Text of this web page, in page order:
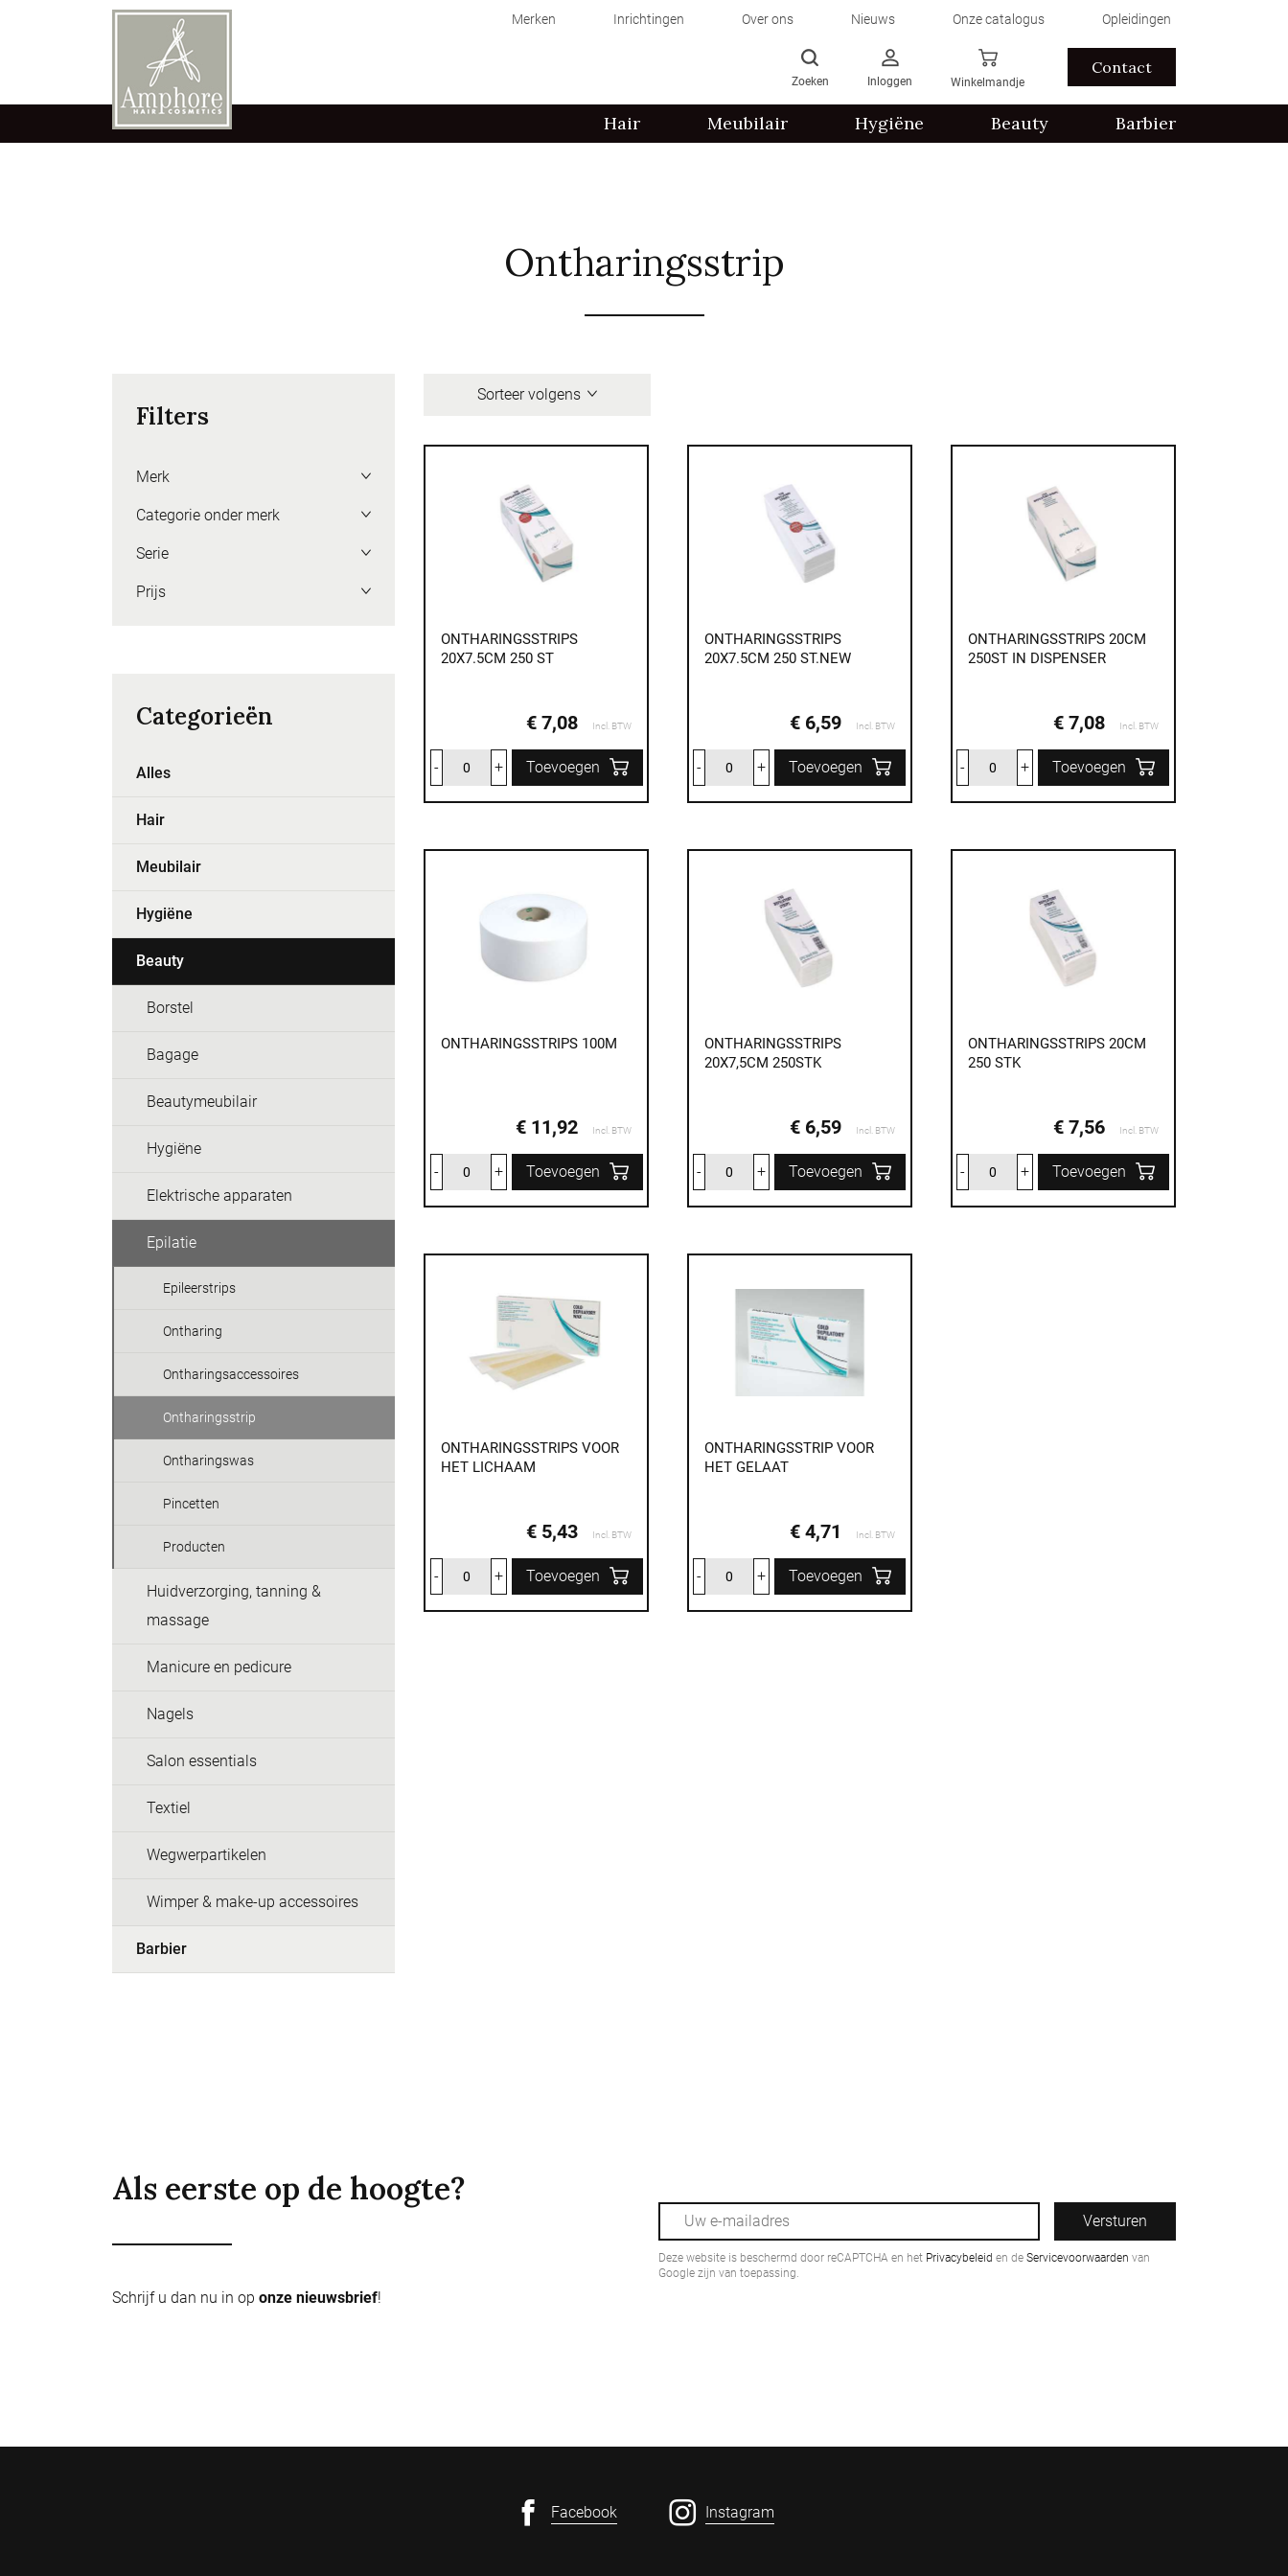
Merken Inrichtingen Over ons Nieuws Onze catalogus Opleidingen
Zoeken Inloggen Winkelmandje
Contact
Hair Meubilair Hygiëne Beauty Barbier
Ontharingsstrip
Filters
Merk
Categorie onder merk
Serie
Prijs
Categorieën
Alles
Hair
Meubilair
Hygiëne
Beauty
Borstel
Bagage
Beautymeubilair
Hygiëne
Elektrische apparaten
Epilatie
Epileerstrips
Ontharing
Ontharingsaccessoires
Ontharingsstrip
Ontharingswas
Pincetten
Producten
Huidverzorging, tanning &
massage
Manicure en pedicure
Nagels
Salon essentials
Textiel
Wegwerpartikelen
Wimper & make-up accessoires
Barbier
Sorteer volgens
ONTHARINGSSTRIPS
20X7.5CM 250 ST
€ 7,08 Incl. BTW
- + Toevoegen
ONTHARINGSSTRIPS
20X7.5CM 250 ST.NEW
€ 6,59 Incl. BTW
- + Toevoegen
ONTHARINGSSTRIPS 20CM
250ST IN DISPENSER
€ 7,08 Incl. BTW
- + Toevoegen
ONTHARINGSSTRIPS 100M
€ 11,92 Incl. BTW
- + Toevoegen
ONTHARINGSSTRIPS
20X7,5CM 250STK
€ 6,59 Incl. BTW
- + Toevoegen
ONTHARINGSSTRIPS 20CM
250 STK
€ 7,56 Incl. BTW
- + Toevoegen
ONTHARINGSSTRIPS VOOR
HET LICHAAM
€ 5,43 Incl. BTW
- + Toevoegen
ONTHARINGSSTRIP VOOR
HET GELAAT
€ 4,71 Incl. BTW
- + Toevoegen
Als eerste op de hoogte?
Schrijf u dan nu in op onze nieuwsbrief!
Versturen
Deze website is beschermd door reCAPTCHA en het Privacybeleid en de Servicevoorwaarden van
Google zijn van toepassing.
Facebook Instagram